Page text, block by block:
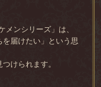
ンシリーズ」は、
を届けたい」という思
けられます。